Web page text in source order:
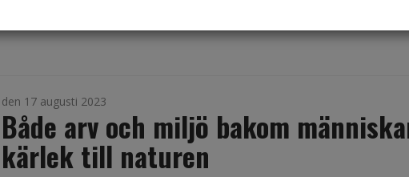
den 17 augusti 2023
Både arv och miljö bakom
kärlek till naturen